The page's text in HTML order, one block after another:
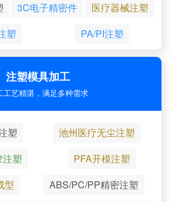
3C电子精密件
医疗器械注塑
塑
PA/PI注塑
注塑模具加工
工艺精湛，满足多种需求
塑
池州医疗无尘注塑
塑
PFA开模注塑
型
ABS/PC/PP精密注塑